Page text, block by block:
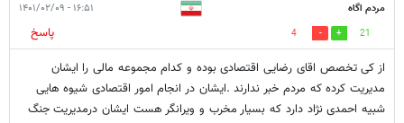
مردم اگاه ۱۶:۵۱ - ۱۴۰۱/۰۲/۰۹
21
4
پاسخ
از کی تخصص اقای رضایی اقتصادی بوده و کدام مجموعه مالی را ایشان
مدیریت کرده که مردم خبر ندارند .ایشان در انجام امور اقتصادی شیوه هایی
شبیه احمدی نژاد دارد که بسیار مخرب و ویرانگر هست ایشان درمدیریت جنگ